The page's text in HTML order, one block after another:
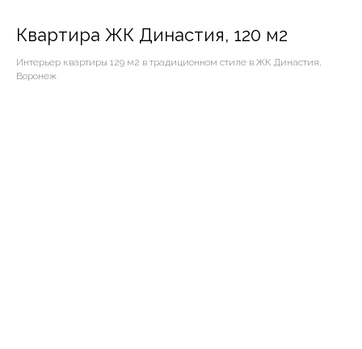
Квартира ЖК Династия, 120 м2
Интерьер квартиры 129 м2 в традиционном стиле в ЖК Династия,
Воронеж